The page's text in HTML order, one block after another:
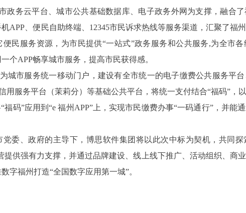
政务云平台、城市公共基础数据库、电子政务外网为支撑，融合
APP、便民自助终端、12345市民诉求热线等服务渠道，汇聚了福
民服务资源，为市民提供“一站式”政务服务和公共服务,为全市
个APP畅享城市服务，提高市民获得感。
为城市服务统一移动门户，建设有全市统一的电子缴费公共服务平
用服务平台（茉莉分）等基础公共平台，将统一支付结合“福码”，
福码”应用到“e 福州APP”上，实现市民缴费办事“一码通行”，并能
党委、政府的主导下，博思软件集团将以此次中标为契机，共同探
提供强有力支撑，并通过品牌建设、线上线下推广、活动组织、商
字福州打造“全国数字应用第一城”。